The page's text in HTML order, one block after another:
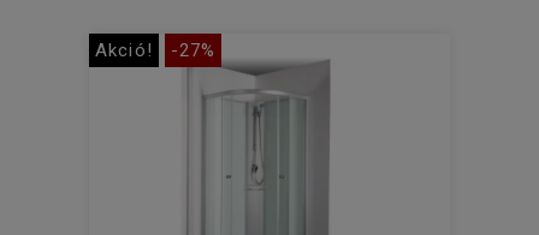
Akció! -27%